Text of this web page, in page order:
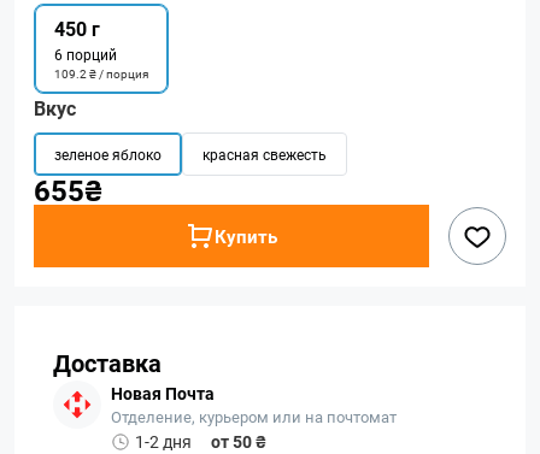
450 г
6 порций
109.2 ₴ / порция
Вкус
зеленое яблоко красная свежесть
655₴
Купить
Доставка
Новая Почта
Отделение, курьером или на почтомат
1-2 дня
от 50 ₴